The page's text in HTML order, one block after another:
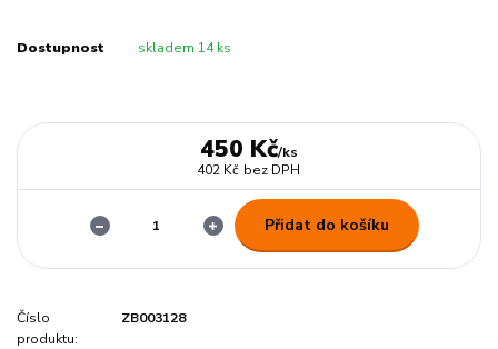
Dostupnost skladem 14 ks
450 Kč/ks
402 Kč bez DPH
Přidat do košíku
Číslo
produktu:
ZB003128